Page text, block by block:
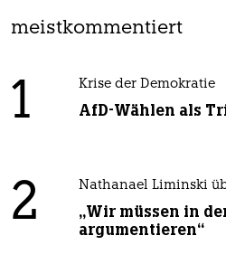
meistkommentiert
1 Krise der Demokratie
AfD-Wählen als
2 Nathanael Liminski
„Wir müssen in
argumentieren“